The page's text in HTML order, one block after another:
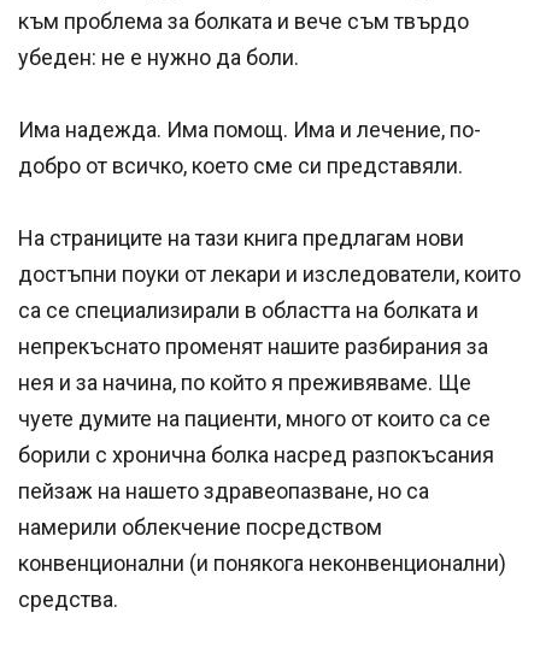
към проблема за болката и вече съм твърдо
убеден: не е нужно да боли.
Има надежда. Има помощ. Има и лечение, по-
добро от всичко, което сме си представяли.
На страниците на тази книга предлагам нови
достъпни поуки от лекари и изследователи, които
са се специализирали в областта на болката и
непрекъснато променят нашите разбирания за
нея и за начина, по който я преживяваме. Ще
чуете думите на пациенти, много от които са се
борили с хронична болка насред разпокъсания
пейзаж на нашето здравеопазване, но са
намерили облекчение посредством
конвенционални (и понякога неконвенционални)
средства.